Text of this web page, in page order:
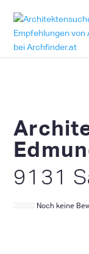
9131
Noch keine